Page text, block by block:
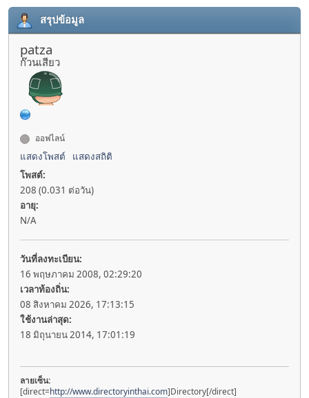
สรุปข้อมูล
patza
ก๊วนเสียว
ออฟไลน์
แสดงโพสต์
แสดงสถิติ
โพสต์:
208 (0.031 ต่อวัน)
อายุ:
N/A
วันที่ลงทะเบียน:
16 พฤษภาคม 2008, 02:29:20
เวลาท้องถิ่น:
08 สิงหาคม 2026, 17:13:15
ใช้งานล่าสุด:
18 มิถุนายน 2014, 17:01:19
ลายเซ็น:
[direct=http://www.directoryinthai.com]Directory[/direct]